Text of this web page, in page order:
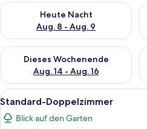
Heute Nacht
Aug. 8 - Aug. 9
Überprüfe die Verfügbarkeit für
Dieses Wochenende
Aug. 14 - Aug. 16
Überprüfe die Verfügbarkeit für
Alle
Fotos
für
11
Standard-Doppelzimmer
Blick auf den Garten